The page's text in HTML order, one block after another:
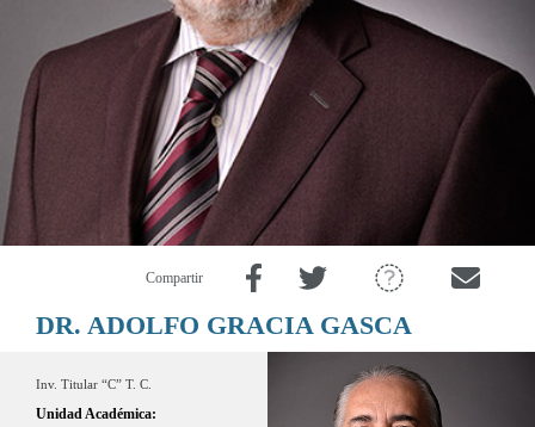
Compartir
DR. ADOLFO GRACIA GASCA
Inv. Titular “C” T. C.
Unidad Académica: